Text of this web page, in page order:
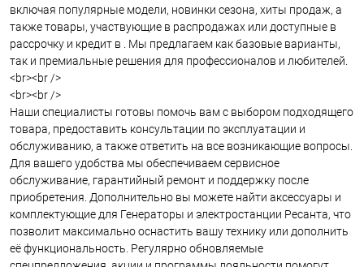
включая популярные модели, новинки сезона, хиты продаж, а
также товары, участвующие в распродажах или доступные в
рассрочку и кредит в . Мы предлагаем как базовые варианты,
так и премиальные решения для профессионалов и любителей.
<br><br />
<br><br />
Наши специалисты готовы помочь вам с выбором подходящего
товара, предоставить консультации по эксплуатации и
обслуживанию, а также ответить на все возникающие вопросы.
Для вашего удобства мы обеспечиваем сервисное
обслуживание, гарантийный ремонт и поддержку после
приобретения. Дополнительно вы можете найти аксессуары и
комплектующие для Генераторы и электростанции Ресанта, что
позволит максимально оснастить вашу технику или дополнить
её функциональность. Регулярно обновляемые